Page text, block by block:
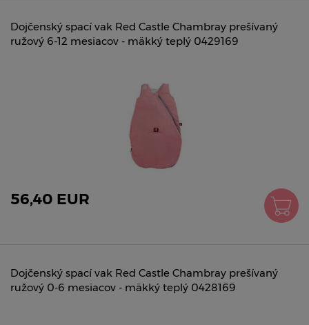
Dojčenský spací vak Red Castle Chambray prešívaný
ružový 6-12 mesiacov - mäkký teplý 0429169
56,40 EUR
Dojčenský spací vak Red Castle Chambray prešívaný
ružový 0-6 mesiacov - mäkký teplý 0428169